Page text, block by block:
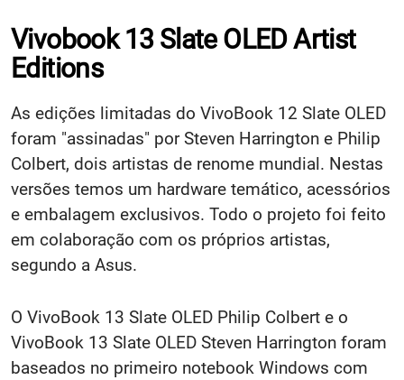
Vivobook 13 Slate OLED Artist
Editions
As edições limitadas do VivoBook 12 Slate OLED
foram "assinadas" por Steven Harrington e Philip
Colbert, dois artistas de renome mundial. Nestas
versões temos um hardware temático, acessórios
e embalagem exclusivos. Todo o projeto foi feito
em colaboração com os próprios artistas,
segundo a Asus.
O VivoBook 13 Slate OLED Philip Colbert e o
VivoBook 13 Slate OLED Steven Harrington foram
baseados no primeiro notebook Windows com